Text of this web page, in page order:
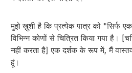
मुझे ख़ुशी है कि प्रत्येक पात्र को "सिर्फ
विभिन्न कोणों से चित्रित किया गया है।
नहीं करता है] एक दर्शक के रूप में, मैं
हूं।